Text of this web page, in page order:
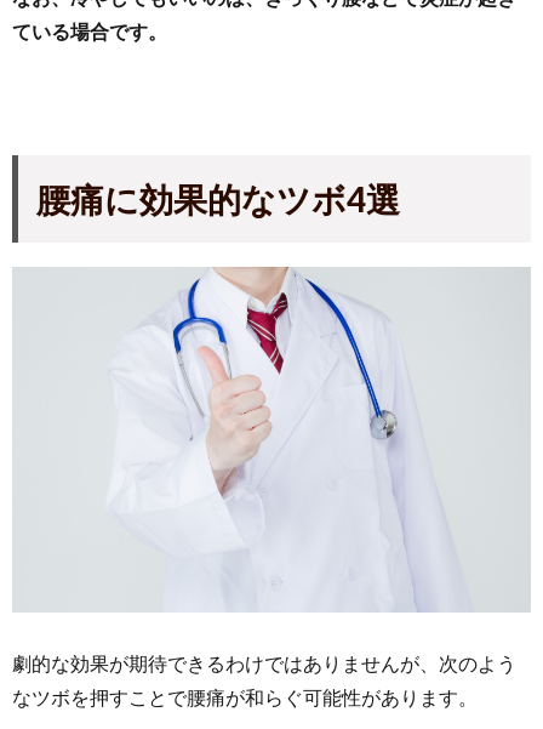
ている場合です。
腰痛に効果的なツボ4選
劇的な効果が期待できるわけではありませんが、次のよう
なツボを押すことで腰痛が和らぐ可能性があります。